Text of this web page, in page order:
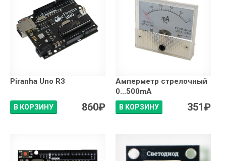
Piranha Uno R3
В КОРЗИНУ 860₽
Амперметр стрелочный
0...500mA
В КОРЗИНУ 351₽